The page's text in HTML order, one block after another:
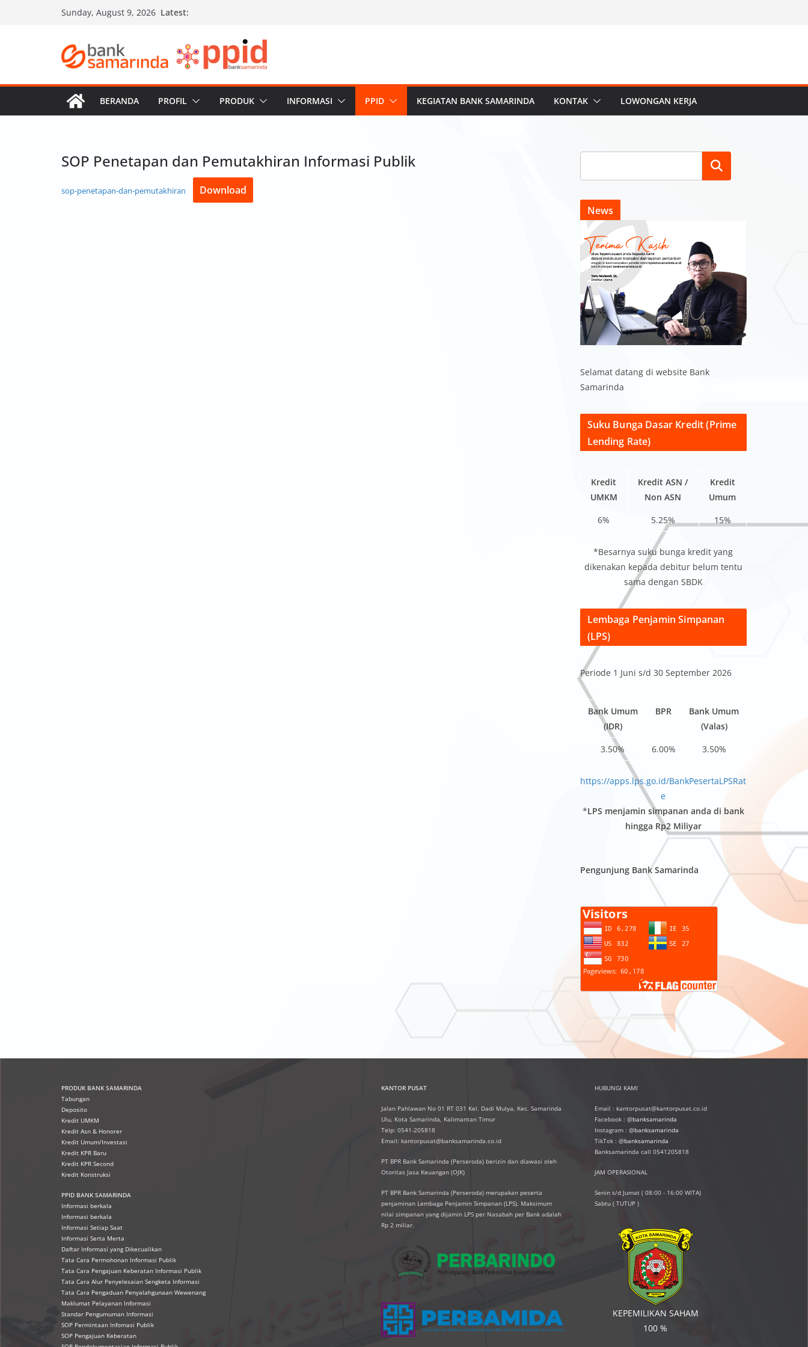
Sunday, August 9, 2026 Latest:
BERANDA PROFIL PRODUK INFORMASI PPID KEGIATAN BANK SAMARINDA KONTAK LOWONGAN KERJA
SOP Penetapan dan Pemutakhiran Informasi Publik
sop-penetapan-dan-pemutakhiran Download
Search
News
Selamat datang di website Bank
Samarinda
Suku Bunga Dasar Kredit (Prime
Lending Rate)
Kredit
UMKM
Kredit ASN /
Non ASN
Kredit
Umum
6%
5.25% 15%
*Besarnya suku bunga kredit yang
dikenakan kepada debitur belum tentu
sama dengan SBDK
Lembaga Penjamin Simpanan
(LPS)
Periode 1 Juni s/d 30 September 2026
Bank Umum
(IDR)
BPR
Bank Umum
(Valas)
3.50%
6.00% 3.50%
https://apps.lps.go.id/BankPesertaLPSRat
e
*LPS menjamin simpanan anda di bank
hingga Rp2 Miliyar
Pengunjung Bank Samarinda
PRODUK BANK SAMARINDA
Tabungan
Deposito
Kredit UMKM
Kredit Asn & Honorer
Kredit Umum/Investasi
Kredit KPR Baru
Kredit KPR Second
Kredit Konstruksi
PPID BANK SAMARINDA
Informasi berkala
Informasi berkala
Informasi Setiap Saat
Informasi Serta Merta
Daftar Informasi yang Dikecualikan
Tata Cara Permohonan Informasi Publik
Tata Cara Pengajuan Keberatan Informasi Publik
Tata Cara Alur Penyelesaian Sengketa Informasi
Tata Cara Pengaduan Penyalahgunaan Wewenang
Maklumat Pelayanan Informasi
Standar Pengumuman Informasi
SOP Permintaan Infomasi Publik
SOP Pengajuan Keberatan
KANTOR PUSAT
Jalan Pahlawan No 01 RT 031 Kel. Dadi Mulya, Kec. Samarinda
Ulu, Kota Samarinda, Kalimantan Timur
Telp: 0541-205818
Email: kantorpusat@banksamarinda.co.id
PT BPR Bank Samarinda (Perseroda) berizin dan diawasi oleh
Otoritas Jasa Keuangan (OJK)
PT BPR Bank Samarinda (Perseroda) merupakan peserta
penjaminan Lembaga Penjamin Simpanan (LPS). Maksimum
nilai simpanan yang dijamin LPS per Nasabah per Bank adalah
Rp 2 miliar.
HUBUNGI KAMI
Email : kantorpusat@kantorpusat.co.id
Facebook : @banksamarinda
Instagram : @banksamarinda
TikTok : @banksamarinda
Banksamarinda call 0541205818
JAM OPERASIONAL
Senin s/d Jumat ( 08:00 - 16:00 WITA)
Sabtu ( TUTUP )
KEPEMILIKAN SAHAM
100 %